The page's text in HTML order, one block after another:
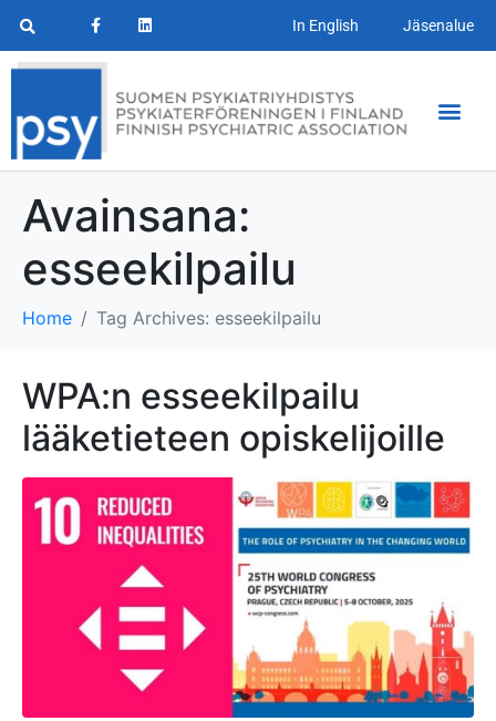
In English Jäsenalue
Avainsana:
esseekilpailu
Home Tag Archives: esseekilpailu
WPA:n esseekilpailu
lääketieteen opiskelijoille